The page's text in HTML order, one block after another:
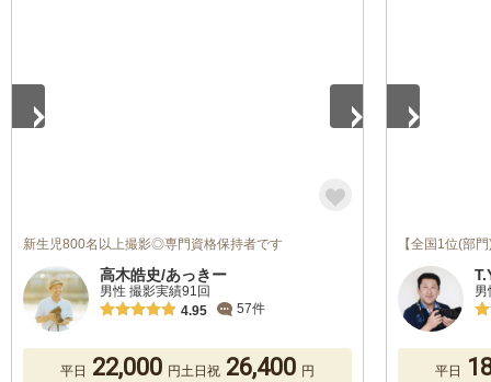
新生児800名以上撮影◎専門資格保持者です
高木皓史/あっきー
男性 撮影実績91回
4.95
57件
平日 22,000 円土日祝 26,400 円
【全国1位(部
男
平日